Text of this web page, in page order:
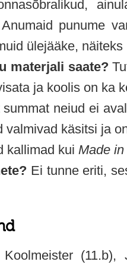
punume
ülejääke, näiteks
materjali saate?
ja koolis on ka
summat neiud ei
valmivad käsitsi ja
kallimad kui Made
Ei tunne eriti,
(11.b),